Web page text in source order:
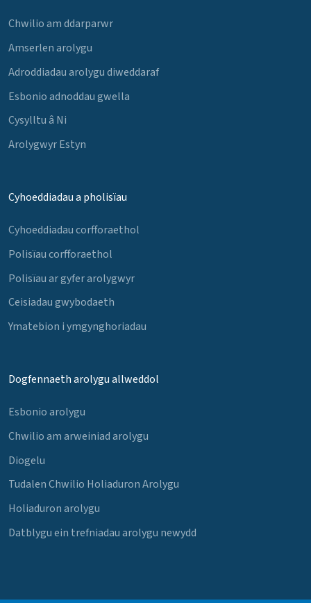
Chwilio am ddarparwr
Amserlen arolygu
Adroddiadau arolygu diweddaraf
Esbonio adnoddau gwella
Cysylltu â Ni
Arolygwyr Estyn
Cyhoeddiadau a pholisïau
Cyhoeddiadau corfforaethol
Polisïau corfforaethol
Polisïau ar gyfer arolygwyr
Ceisiadau gwybodaeth
Ymatebion i ymgynghoriadau
Dogfennaeth arolygu allweddol
Esbonio arolygu
Chwilio am arweiniad arolygu
Diogelu
Tudalen Chwilio Holiaduron Arolygu
Holiaduron arolygu
Datblygu ein trefniadau arolygu newydd